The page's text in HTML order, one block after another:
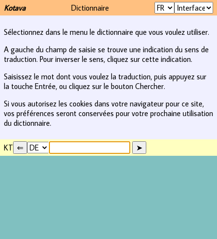
Kotava Dictionnaire
Sélectionnez dans le menu le dictionnaire que vous voulez utiliser.
A gauche du champ de saisie se trouve une indication du sens de
traduction. Pour inverser le sens, cliquez sur cette indication.
Saisissez le mot dont vous voulez la traduction, puis appuyez sur
la touche Entrée, ou cliquez sur le bouton Chercher.
Si vous autorisez les cookies dans votre navigateur pour ce site,
vos préférences seront conservées pour votre prochaine utilisation
du dictionnaire.
KT